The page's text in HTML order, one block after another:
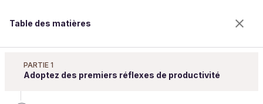
Table des matières
PARTIE 1
Adoptez des premiers réflexes de productivité